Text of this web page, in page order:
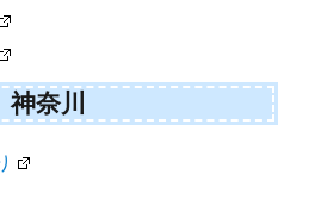
神奈川